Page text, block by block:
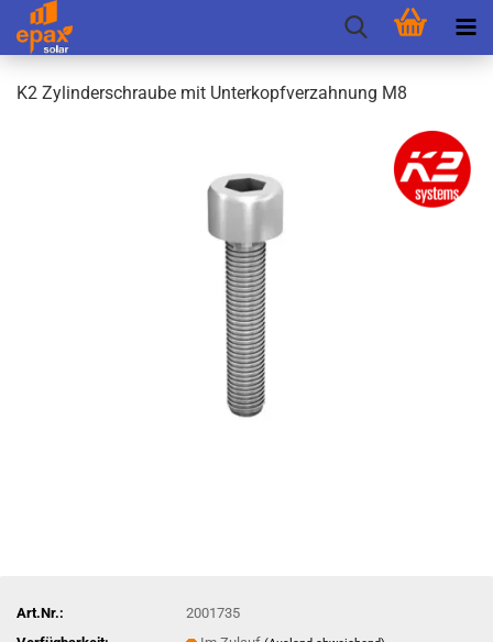
K2 Zy­lin­der­schrau­be mit Un­ter­kopf­ver­zah­nung M8
Art.Nr.:
2001735